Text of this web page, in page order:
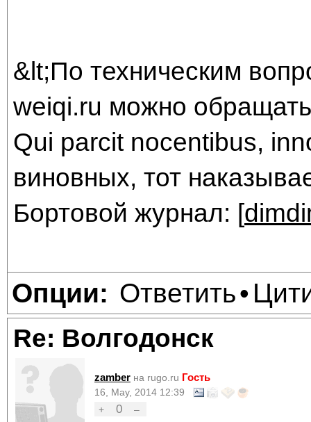
&lt;По техническим
weiqi.ru можно
Qui parcit nocentibus,
виновных, тот
Бортовой журнал: [
Опции: Ответить•
Re: Волгодонск
zamber на rugo.ru Гость
16, May, 2014 12:39
+
0 –